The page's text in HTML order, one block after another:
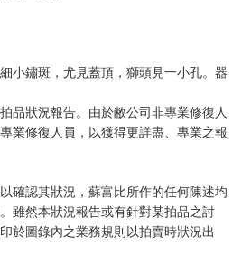
小鏽斑，尤見蓋頂，獅頭見一小孔。器
品狀況報告。由於敝公司非專業修復人
業修復人員，以獲得更詳盡、專業之報
確認其狀況，蘇富比所作的任何陳述均
雖然本狀況報告或有針對某拍品之討
於圖錄內之業務規則以拍賣時狀況出